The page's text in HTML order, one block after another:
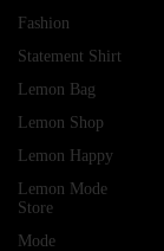
Fashion
Statement Shirt
Lemon Bag
Lemon Shop
Lemon Happy
Lemon Mode
Store
Mode